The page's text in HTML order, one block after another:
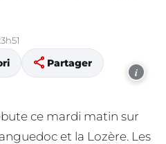
share Partager
i
ce mardi matin sur
et la Lozère. Les